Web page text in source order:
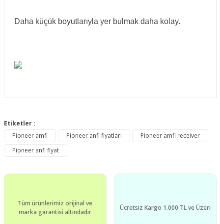
Daha küçük boyutlarıyla yer bulmak daha kolay.
konularda yetersiz gördüğünüz noktaları öneri formunu
Görüş ve önerileriniz için teşekkür ederiz.
Ürün açıklamasında eksik bilgiler bulunuyor.
Ürün fiyatı diğer sitelerden daha pahalı.
Etiketler :
Pioneer amfi
Pioneer anfi fiyatları
Pioneer amfi receiver
Pioneer anfi fiyat
Tüm ürünlerimiz orijinal ve
marka garantisi altındadır
Ücretsiz Kargo 1.000 TL ve Üzeri